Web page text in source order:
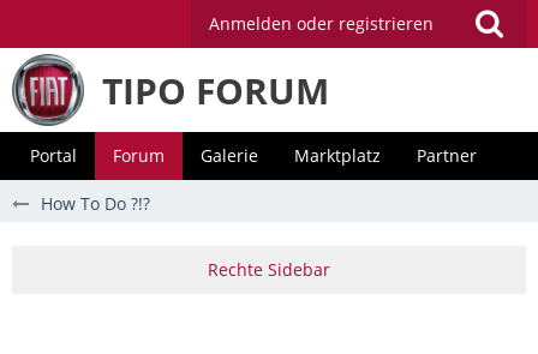
Anmelden oder registrieren
TIPO FORUM
Portal Forum Galerie Marktplatz Partner
How To Do ?!?